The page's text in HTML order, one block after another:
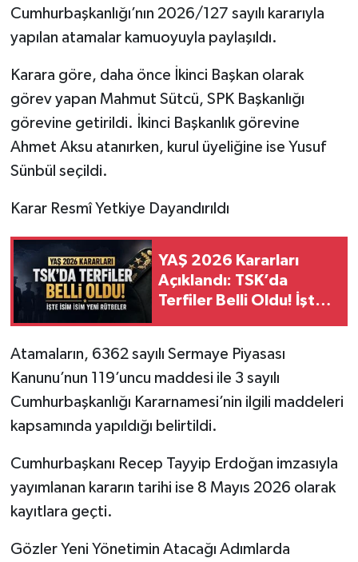
Cumhurbaşkanlığı’nın 2026/127 sayılı kararıyla
yapılan atamalar kamuoyuyla paylaşıldı.
Karara göre, daha önce İkinci Başkan olarak
görev yapan Mahmut Sütcü, SPK Başkanlığı
görevine getirildi. İkinci Başkanlık görevine
Ahmet Aksu atanırken, kurul üyeliğine ise Yusuf
Sünbül seçildi.
Karar Resmî Yetkiye Dayandırıldı
YAŞ 2026 Kararları
Açıklandı: TSK’da
Terfiler Belli Oldu! İşte
Atamaların, 6362 sayılı Sermaye Piyasası
Kanunu’nun 119’uncu maddesi ile 3 sayılı
Cumhurbaşkanlığı Kararnamesi’nin ilgili maddeleri
kapsamında yapıldığı belirtildi.
Cumhurbaşkanı Recep Tayyip Erdoğan imzasıyla
yayımlanan kararın tarihi ise 8 Mayıs 2026 olarak
kayıtlara geçti.
Gözler Yeni Yönetimin Atacağı Adımlarda